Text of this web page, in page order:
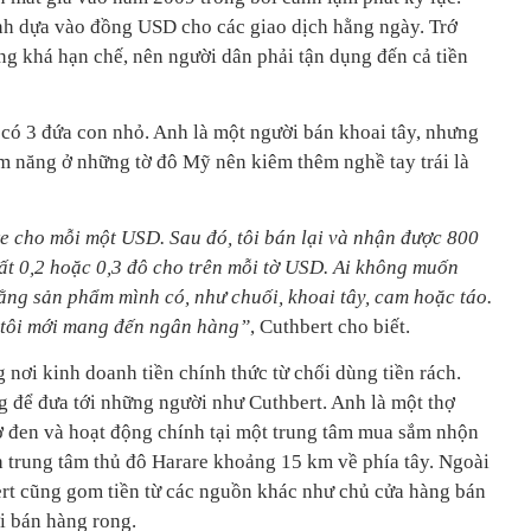
dựa vào đồng USD cho các giao dịch hằng ngày. Trớ
khá hạn chế, nên người dân phải tận dụng đến cả tiền
3 đứa con nhỏ. Anh là một người bán khoai tây, nhưng
năng ở những tờ đô Mỹ nên kiêm thêm nghề tay trái là
cho mỗi một USD. Sau đó, tôi bán lại và nhận được 800
0,2 hoặc 0,3 đô cho trên mỗi tờ USD. Ai không muốn
sản phẩm mình có, như chuối, khoai tây, cam hoặc táo.
mới mang đến ngân hàng”, Cuthbert cho biết.
nơi kinh doanh tiền chính thức từ chối dùng tiền rách.
để đưa tới những người như Cuthbert. Anh là một thợ
và hoạt động chính tại một trung tâm mua sắm nhộn
tâm thủ đô Harare khoảng 15 km về phía tây. Ngoài
cũng gom tiền từ các nguồn khác như chủ cửa hàng bán
bán hàng rong.